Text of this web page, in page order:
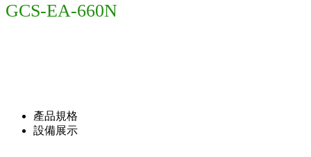
GCS-EA-660N
產品規格
設備展示